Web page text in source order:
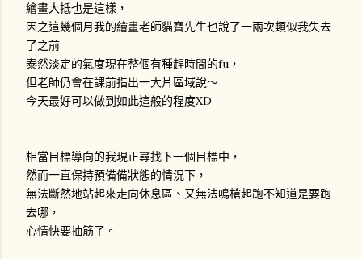
繪畫大抵也是這樣，
因之這幾個月我的繪畫老師貓寶先生也說了一兩次類似我失去
了之前
泰然淡定的氣度現在整個有種趕時間的fu，
但老師仍會在課前指出一大片區域說～
今天最好可以做到如此這般的程度XD
相當目標導向的我現正尋找下一個目標中，
然而一直保持預備備狀態的情況下，
無法斷然地站起來走向休息區、又無法鳴槍起跑不知道是要跑
去哪，
心情快要抽筋了。